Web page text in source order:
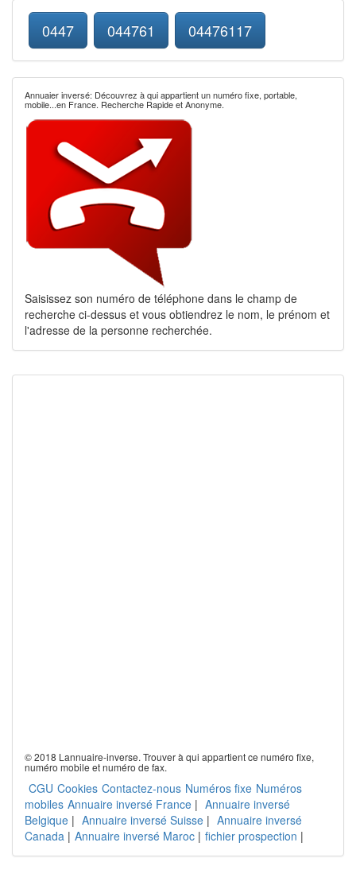
0447 044761 04476117
Annuaier inversé: Découvrez à qui appartient un numéro fixe, portable,
mobile...en France. Recherche Rapide et Anonyme.
Saisissez son numéro de téléphone dans le champ de
recherche ci-dessus et vous obtiendrez le nom, le prénom et
l'adresse de la personne recherchée.
© 2018 Lannuaire-inverse. Trouver à qui appartient ce numéro fixe,
numéro mobile et numéro de fax.
CGU Cookies Contactez-nous Numéros fixe Numéros
mobiles Annuaire inversé France | Annuaire inversé
Belgique | Annuaire inversé Suisse | Annuaire inversé
Canada | Annuaire inversé Maroc | fichier prospection |